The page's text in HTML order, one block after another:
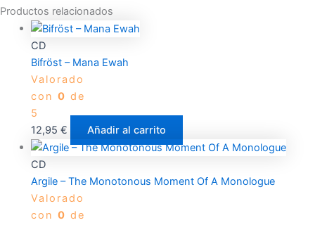
Productos relacionados
CD
Bifröst – Mana Ewah
Valorado
con 0 de
5
12,95 € Añadir al carrito
CD
Argile – The Monotonous Moment Of A Monologue
Valorado
con 0 de